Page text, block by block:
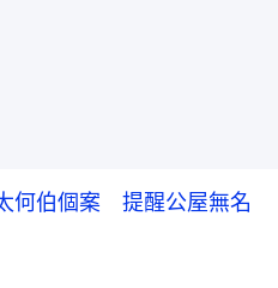
何伯個案 提醒公屋無名